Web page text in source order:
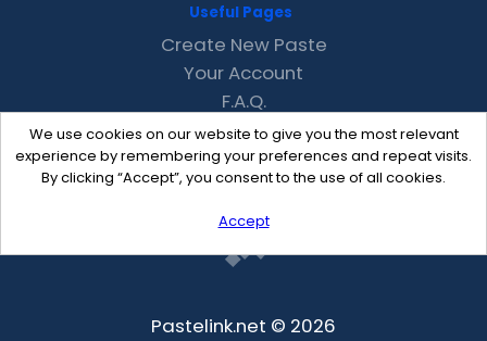
We use cookies on our website to give you the most relevant
experience by remembering your preferences and repeat visits.
By clicking “Accept”, you consent to the use of all cookies.
Accept
Useful Pages
Create New Paste
Your Account
F.A.Q.
Recent
Contact
Pastelink.net © 2026